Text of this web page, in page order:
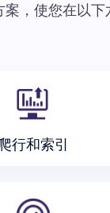
，使您在以
行和索引